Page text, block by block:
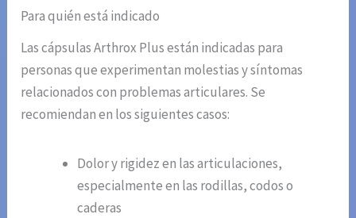
Para quién está indicado
Las cápsulas Arthrox Plus están indicadas para
personas que experimentan molestias y síntomas
relacionados con problemas articulares. Se
recomiendan en los siguientes casos:
Dolor y rigidez en las articulaciones,
especialmente en las rodillas, codos o
caderas